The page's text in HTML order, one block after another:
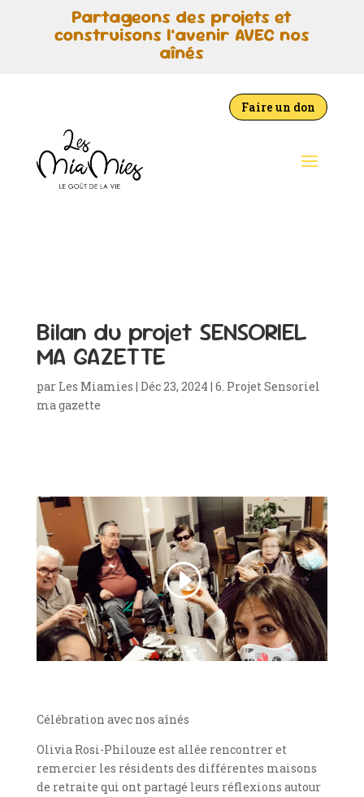
Partageons des projets et
construisons l’avenir AVEC nos
aînés
Faire un don
Bilan du projet SENSORIEL
MA GAZETTE
par Les Miamies | Déc 23, 2024 | 6. Projet Sensoriel
ma gazette
Célébration avec nos aînés
Olivia Rosi-Philouze est allée rencontrer et
remercier les résidents des différentes maisons
de retraite qui ont partagé leurs réflexions autour